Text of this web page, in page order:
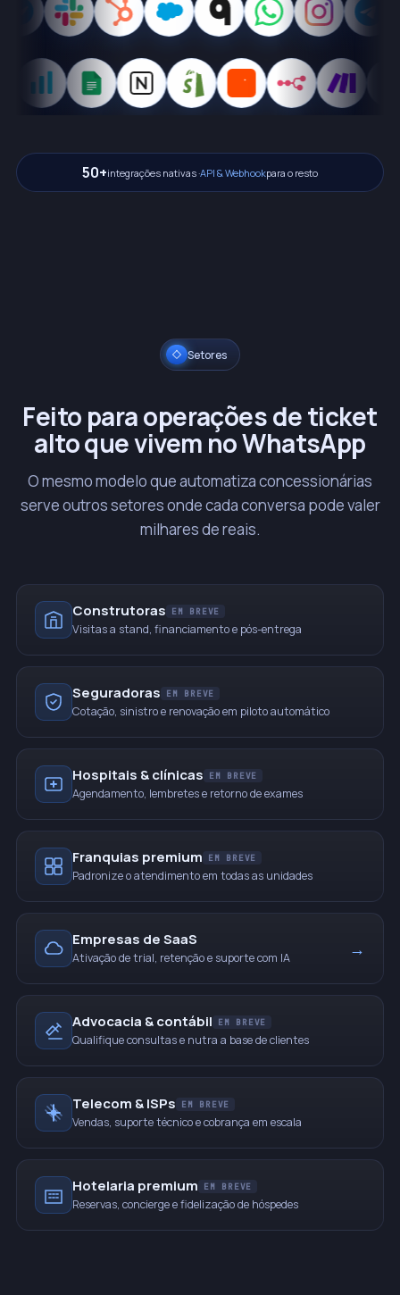
50+integrações nativas ·API & Webhookpara o resto
Setores
Feito para operações de ticket
alto que vivem no WhatsApp
O mesmo modelo que automatiza concessionárias
serve outros setores onde cada conversa pode valer
milhares de reais.
Construtoras EM BREVE
Visitas a stand, financiamento e pós-entrega
Seguradoras EM BREVE
Cotação, sinistro e renovação em piloto automático
Hospitais & clínicas EM BREVE
Agendamento, lembretes e retorno de exames
Franquias premium EM BREVE
Padronize o atendimento em todas as unidades
Empresas de SaaS
Ativação de trial, retenção e suporte com IA →
Advocacia & contábil EM BREVE
Qualifique consultas e nutra a base de clientes
Telecom & ISPs EM BREVE
Vendas, suporte técnico e cobrança em escala
Hotelaria premium EM BREVE
Reservas, concierge e fidelização de hóspedes